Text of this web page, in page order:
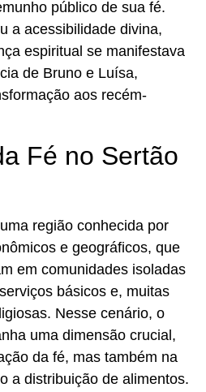
público de sua fé.
a acessibilidade divina,
espiritual se manifestava
de Bruno e Luísa,
aos recém-
Fé no Sertão
região conhecida por
e geográficos, que
em comunidades isoladas
básicos e, muitas
Nesse cenário, o
uma dimensão crucial,
da fé, mas também na
a distribuição de alimentos.